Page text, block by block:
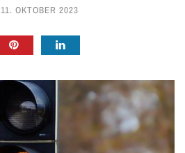
11. OKTOBER 2023